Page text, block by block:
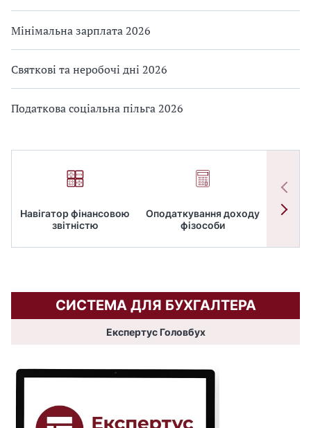
Мінімальна зарплата 2026
Святкові та неробочі дні 2026
Податкова соціальна пільга 2026
Навігатор фінансовою
звітністю
Оподаткування доходу
фізособи
СИСТЕМА ДЛЯ БУХГАЛТЕРА
Експертус Головбух